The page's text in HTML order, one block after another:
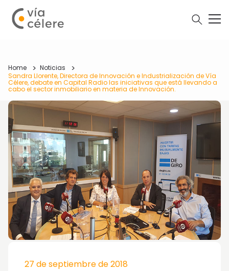
Home
Noticias
Sandra Llorente, Directora de Innovación e Industrialización de Vía
Célere, debate en Capital Radio las iniciativas que está llevando a
cabo el sector inmobiliario en materia de Innovación.
27 de septiembre de 2018